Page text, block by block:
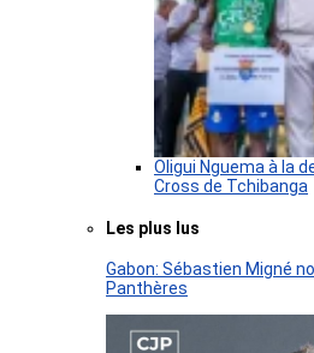
Oligui Nguema à la
Cross de Tchibanga
Les plus lus
Gabon: Sébastien Migné
Panthères